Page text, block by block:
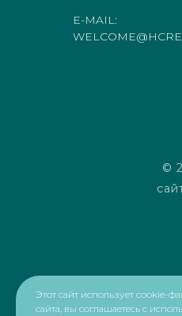
E-MAIL:
©
Этот сайт использует
сайта, вы соглашаетесь с